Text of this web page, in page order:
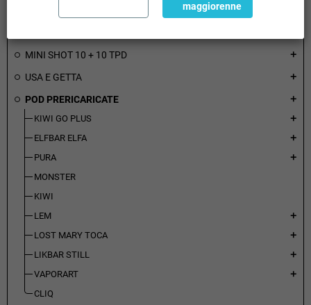
MINI SHOT 10 + 10 TPD add
USA E GETTA add
POD PRERICARICATE add
KIWI GO PLUS add
ELFBAR ELFA add
PURA add
MONSTER
KIWI
LEM
add
LOST MARY TOCA add
LIKBAR STILL add
VAPORART add
CLIQ
maggiorenne